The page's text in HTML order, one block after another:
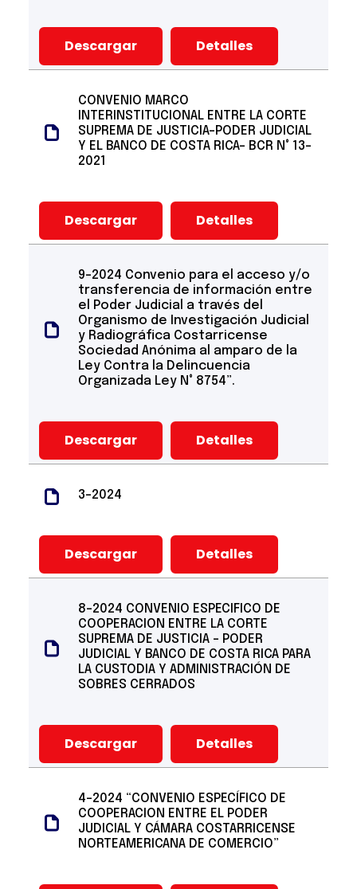
Descargar Detalles
CONVENIO MARCO
INTERINSTITUCIONAL ENTRE LA CORTE
SUPREMA DE JUSTICIA-PODER JUDICIAL
Y EL BANCO DE COSTA RICA- BCR N° 13-
2021
Descargar Detalles
9-2024 Convenio para el acceso y/o
transferencia de información entre
el Poder Judicial a través del
Organismo de Investigación Judicial
y Radiográfica Costarricense
Sociedad Anónima al amparo de la
Ley Contra la Delincuencia
Organizada Ley N° 8754”.
Descargar Detalles
3-2024
Descargar Detalles
8-2024 CONVENIO ESPECIFICO DE
COOPERACION ENTRE LA CORTE
SUPREMA DE JUSTICIA - PODER
JUDICIAL Y BANCO DE COSTA RICA PARA
LA CUSTODIA Y ADMINISTRACIÓN DE
SOBRES CERRADOS
Descargar Detalles
4-2024 “CONVENIO ESPECÍFICO DE
COOPERACION ENTRE EL PODER
JUDICIAL Y CÁMARA COSTARRICENSE
NORTEAMERICANA DE COMERCIO”